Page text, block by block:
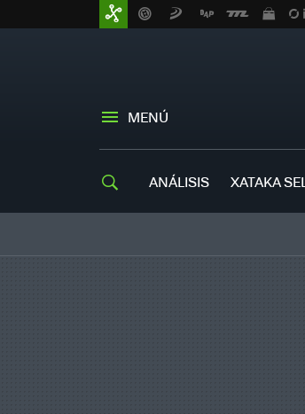
MENÚ
ANÁLISIS XATAKA